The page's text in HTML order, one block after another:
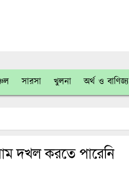
সারসা খুলনা অর্থ ও বাণিজ্য
দখল করতে পারেনি